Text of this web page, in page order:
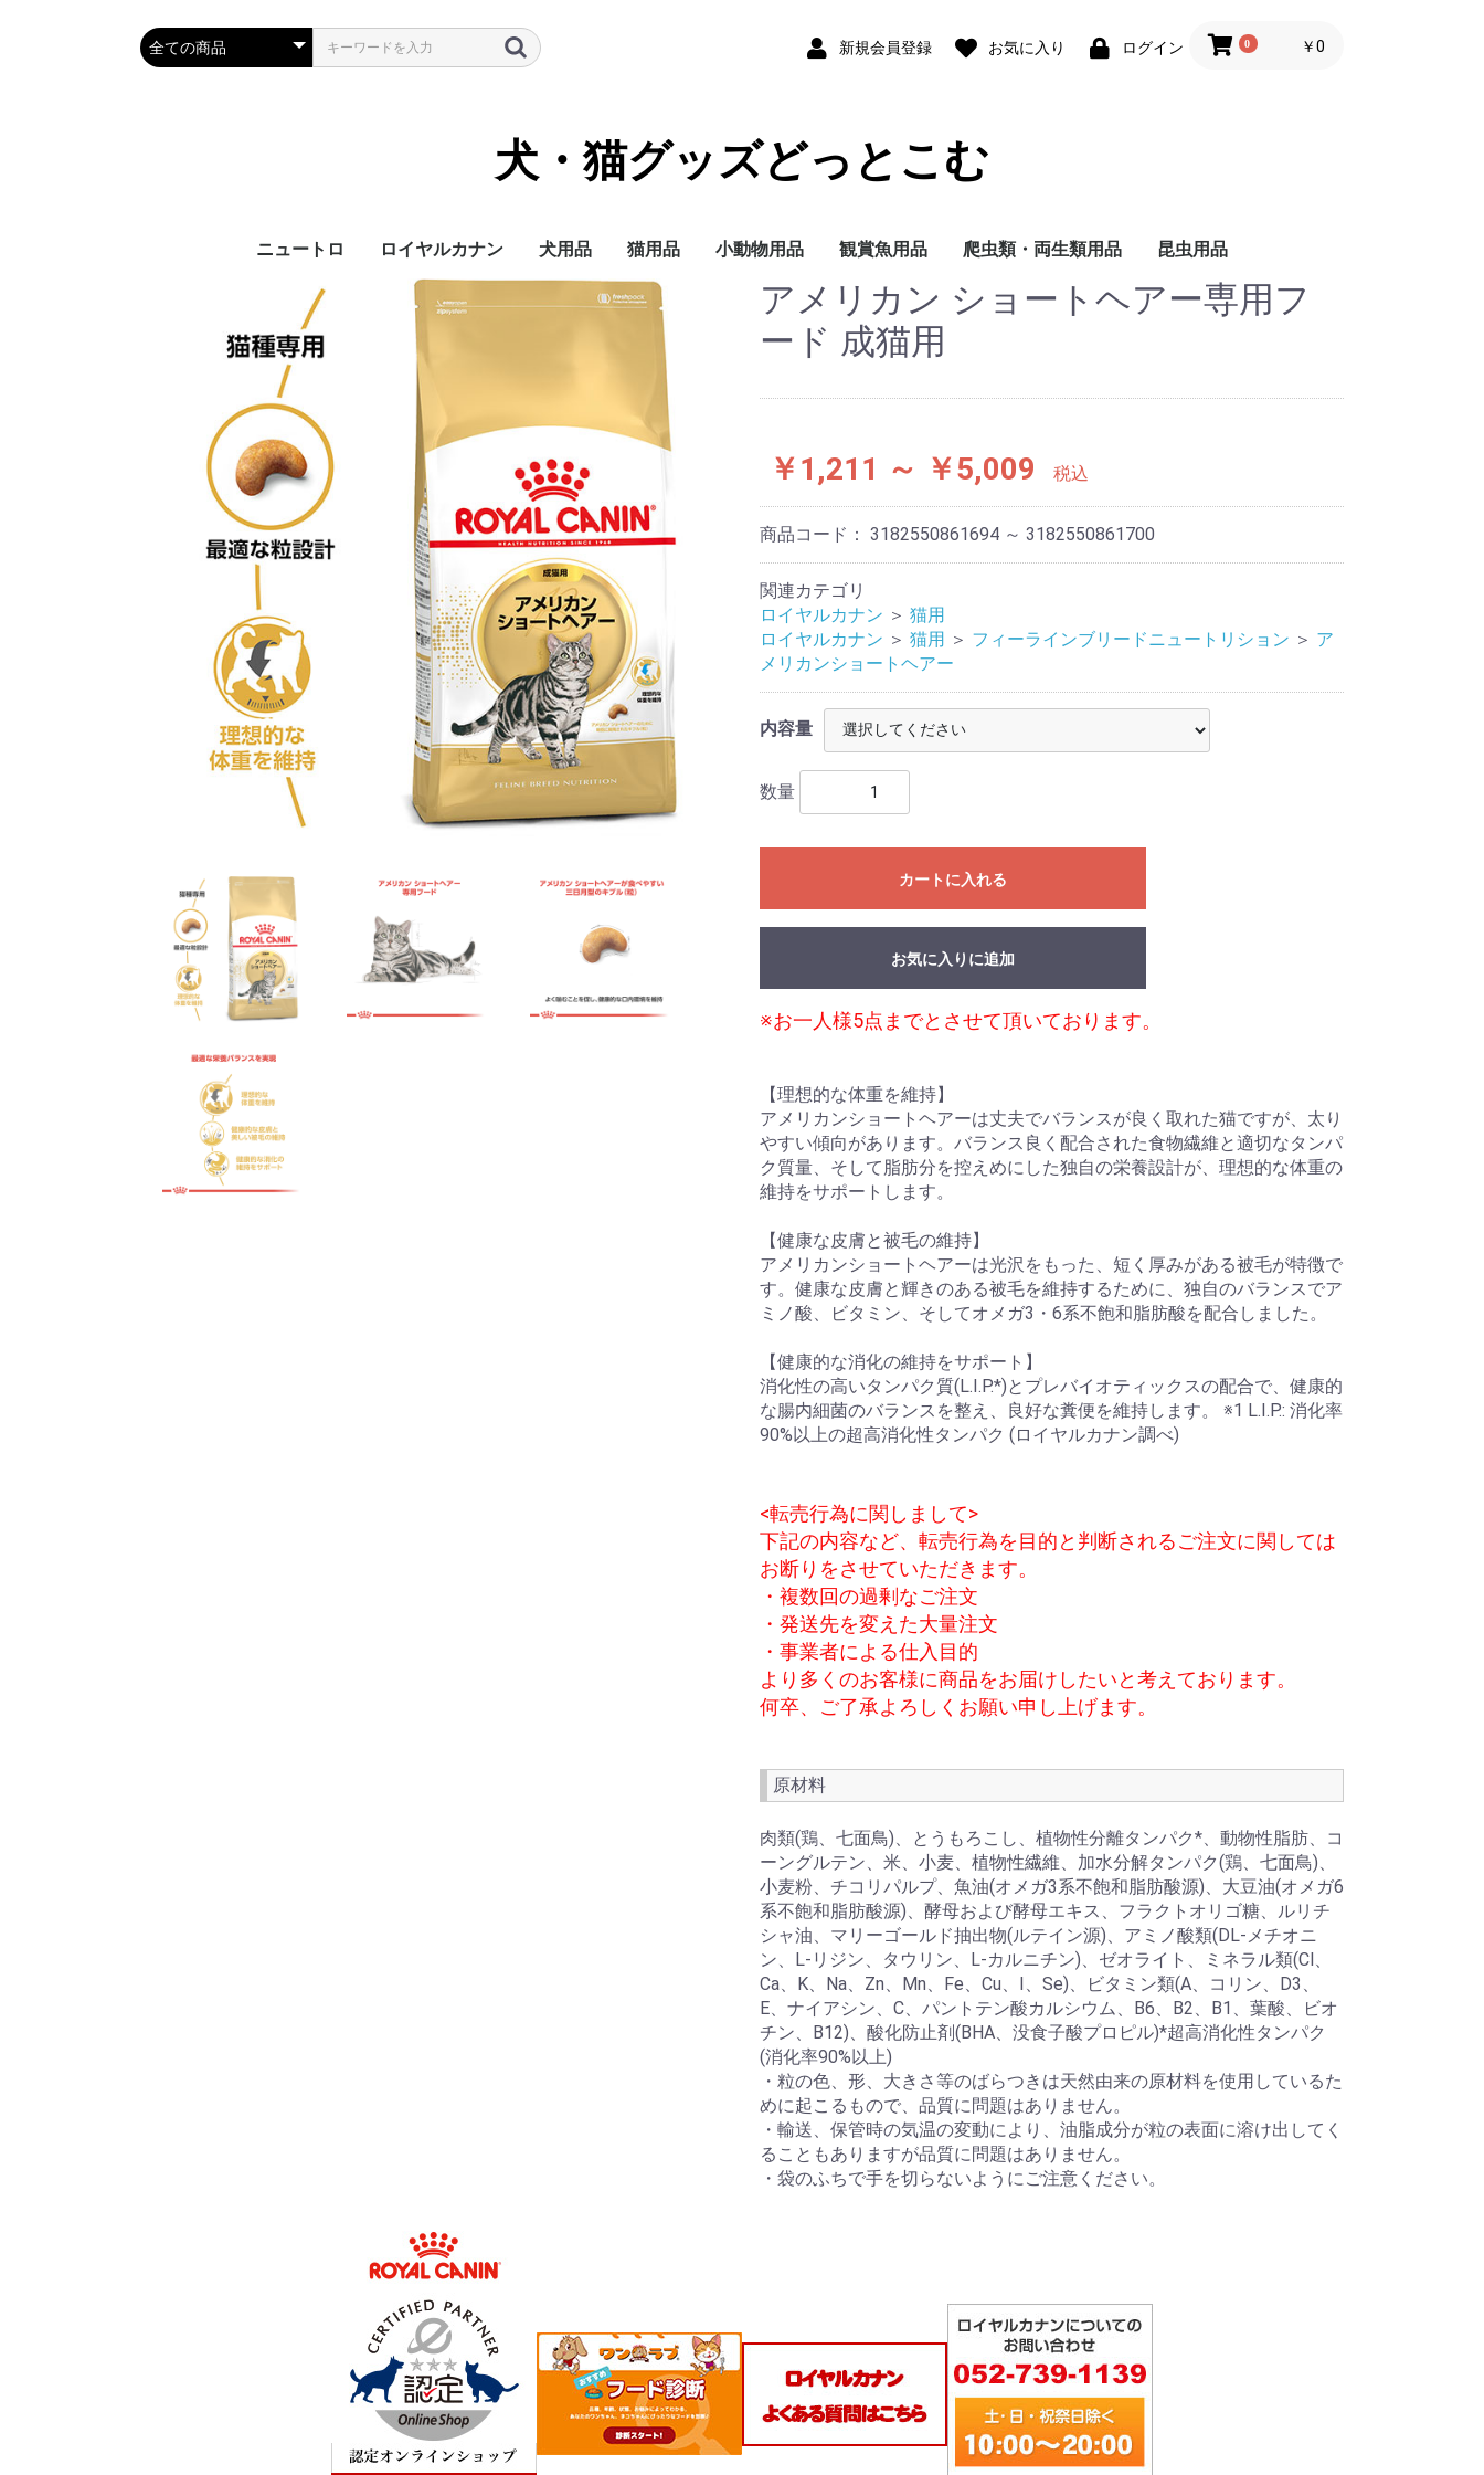
新規会員登録 お気に入り ログイン 0 ￥0
犬・猫グッズどっとこむ
ニュートロ
犬製品 ブランド ナチュラルチョイス
シュプレモ
ワイルドレシピ
グリニーズ
カテゴリー ドライフード
ウェットフード
サイズ別に探す 超小型4kg以下
小型犬4~10kg
中型犬10~25kg
大型犬25kg以上
ライフステージ（年
子犬 生後8か月まで
成犬 生後9か月から6
シニア犬 7歳以上
機能で選ぶ
エイジングケアをした
歯の健康を保ちたい
穀物フリーでおなかに
食事の好き嫌いが激し
食物アレルギーが気に
肥満傾向なので減量し
避妊・去勢した愛犬に
猫製品 ブランド ナチュラルチョイス
ワイルドレシピ
デイリーディッシュ
グリニーズ
カテゴリー ドライフード
ウェットフード
ライフステージ（年
シニア猫用
機能で選ぶ
エイジングケアをした
穀物フリーでお腹にや
歯の健康を保ちたい
食事の好き嫌いが激し
尿路の健康を配慮した
肥満傾向なので減量し
避妊・去勢した愛猫に
皮膚・被毛ケア
毛玉をよく吐く
ロイヤルカナン
犬用
ブリードヘルスニュー
トリション
チワワ
ダックスフンド
プードル
柴犬
ミニチュアシュナウザ
ー
ヨークシャーテリア
シーズー
ポメラニアン
キャバリアキングチャ
ールズ
マルチーズ
パグ
フレンチブルドッグ
ジャーマンシェパード
ゴールデンレトリバー
ラブラドールレトリバ
ー
ブリードヘルスニュー
トリションウェット
チワワ
ダックスフンド
プードル
サイズヘルスニュート
リション
超小型犬 4㎏以下
小型犬 1～10kg
中型犬 11～25kg
大型犬 26kg以上
ケーナインケアニュー
トリション
食事にこだわりがある
犬用
適正体重の維持が難し
く食用旺盛、避妊・去
勢で太りやすい犬用
皮膚が敏感な犬用
肥満気味の犬用
胃腸が敏感な犬用
歯垢・歯石が気になる
犬用
健康な尿を維持したい
犬用
ケーナインヘルスニュ
ートリションウェット
授乳期&離乳期
小型犬
ライフステージ（年
子犬
成犬
シニア犬
猫用
フィーラインブリード
ニュートリション
アメリカンショートヘ
アー
ノルウェージャンフォ
レストキャット
ブリティッシュショー
トヘアー
ラグドール
ペルシャ・チンチラ・
ヒマラヤン
メインクーン
シャム
フィーラインケアニュ
ートリション
毛玉が気になる成猫用
肥満気味の成猫用
健康で美しい皮膚・被
毛を保ちたい成猫用
歯垢・歯石が気になる
成猫用
健康な尿を維持したい
成猫用
健康なおなか・便を維
持したい
おねだりの多い成猫用
フィーラインヘルスニ
ュートリション
授乳期&離乳期
成長期
成猫期
室内で生活する猫用
食が細くやせ気味の成
猫用
食事にこだわりがある
成猫用
適度に運動をする成猫
用
避妊・去勢している猫
用
高齢期
老齢期
フィーラインヘルスニ
ュートリションウェッ
授乳期&離乳期
成長期
成猫期
中高齢期
高齢期
フィーラインケアニュ
ートリションウェット
犬用品
ドライフード セレクトバランス 子犬用
成犬用
シニア犬用
プロフェッショナルバ
ランス
子犬用
成犬用
シニア犬用
ウェットフード 成犬用
ミルク
おやつ
サプリメント
トイレ用品
ペットシーツ
オムツ
サークル・ゲート
ケア・お手入れ用品 シャンプー・リンス
しつけ
消臭・除菌
猫用品
ドライフード セレクトバランス
Catit
ウェルネス
リブクリア
ウェットフード
おやつ
ミルク
サプリメント
トイレ用品
猫砂
おもちゃ
ケア・お手入れ用品
しつけ
消臭・除菌
小動物用品
フード 小動物の主食
鳥の主食
小動物のおやつ
小動物用トイレ砂
小動物用床材・巣材
小動物用ケージ・ケー
ス
小鳥用小物類
小鳥用巣・ハウス
観賞魚用品
フード
用品 フィルター・ろか材
爬虫類・両生類用品
フード
用品
昆虫用品
フード
用品
アメリカン ショートヘアー専用フ
ード 成猫用
￥1,211 ～ ￥5,009 税込
商品コード： 3182550861694 ～ 3182550861700
関連カテゴリ
ロイヤルカナン ＞ 猫用
ロイヤルカナン ＞ 猫用 ＞ フィーラインブリードニュートリション ＞ ア
メリカンショートヘアー
内容量
数量
カートに入れる
お気に入りに追加
※お一人様5点までとさせて頂いております。
【理想的な体重を維持】
アメリカンショートヘアーは丈夫でバランスが良く取れた猫ですが、太り
やすい傾向があります。バランス良く配合された食物繊維と適切なタンパ
ク質量、そして脂肪分を控えめにした独自の栄養設計が、理想的な体重の
維持をサポートします。
【健康な皮膚と被毛の維持】
アメリカンショートヘアーは光沢をもった、短く厚みがある被毛が特徴で
す。健康な皮膚と輝きのある被毛を維持するために、独自のバランスでア
ミノ酸、ビタミン、そしてオメガ3・6系不飽和脂肪酸を配合しました。
【健康的な消化の維持をサポート】
消化性の高いタンパク質(L.I.P.*)とプレバイオティックスの配合で、健康的
な腸内細菌のバランスを整え、良好な糞便を維持します。 ※1 L.I.P.: 消化率
90%以上の超高消化性タンパク (ロイヤルカナン調べ)
<転売行為に関しまして>
下記の内容など、転売行為を目的と判断されるご注文に関しては
お断りをさせていただきます。
・複数回の過剰なご注文
・発送先を変えた大量注文
・事業者による仕入目的
より多くのお客様に商品をお届けしたいと考えております。
何卒、ご了承よろしくお願い申し上げます。
原材料
肉類(鶏、七面鳥)、とうもろこし、植物性分離タンパク*、動物性脂肪、コ
ーングルテン、米、小麦、植物性繊維、加水分解タンパク(鶏、七面鳥)、
小麦粉、チコリパルプ、魚油(オメガ3系不飽和脂肪酸源)、大豆油(オメガ6
系不飽和脂肪酸源)、酵母および酵母エキス、フラクトオリゴ糖、ルリチ
シャ油、マリーゴールド抽出物(ルテイン源)、アミノ酸類(DL-メチオニ
ン、L-リジン、タウリン、L-カルニチン)、ゼオライト、ミネラル類(Cl、
Ca、K、Na、Zn、Mn、Fe、Cu、I、Se)、ビタミン類(A、コリン、D3、
E、ナイアシン、C、パントテン酸カルシウム、B6、B2、B1、葉酸、ビオ
チン、B12)、酸化防止剤(BHA、没食子酸プロピル)*超高消化性タンパク
(消化率90%以上)
・粒の色、形、大きさ等のばらつきは天然由来の原材料を使用しているた
めに起こるもので、品質に問題はありません。
・輸送、保管時の気温の変動により、油脂成分が粒の表面に溶け出してく
ることもありますが品質に問題はありません。
・袋のふちで手を切らないようにご注意ください。